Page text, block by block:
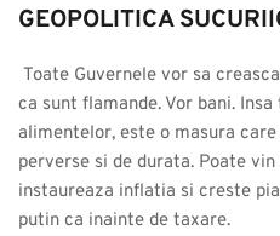
GEOPOLITICA
ca sunt flamande. Vor bani.
alimentelor, este o masura
perverse si de durata. Poate
instaureaza inflatia si creste
putin ca inainte de taxare.